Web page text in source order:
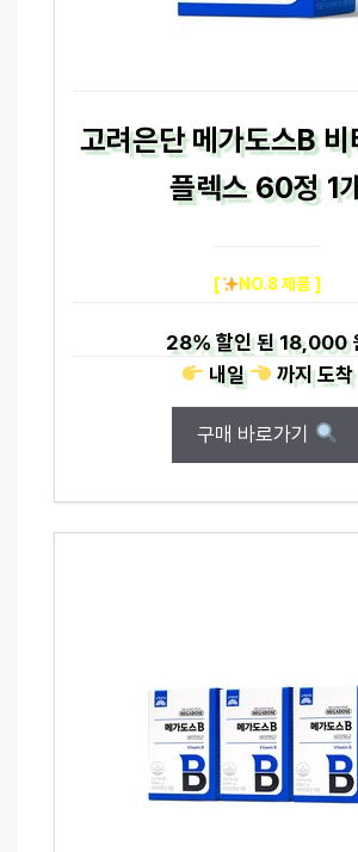
고려은단 메가도스B
플렉스 60정 1
[ NO.8 제품 ]
28%할인 된18,000
내일
까지도착
구매 바로가기